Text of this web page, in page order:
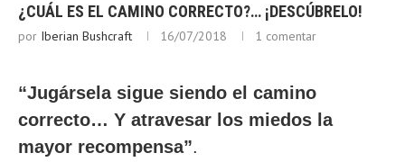
¿CUÁL ES EL CAMINO CORRECTO?… ¡DESCÚBRELO!
por Iberian Bushcraft 16/07/2018 1 comentar
“Jugársela sigue siendo el camino
correcto… Y atravesar los miedos la
mayor recompensa”.